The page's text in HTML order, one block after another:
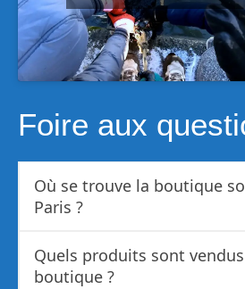
Foire aux
Où se trouve la boutique
Paris ?
Quels produits sont
boutique ?